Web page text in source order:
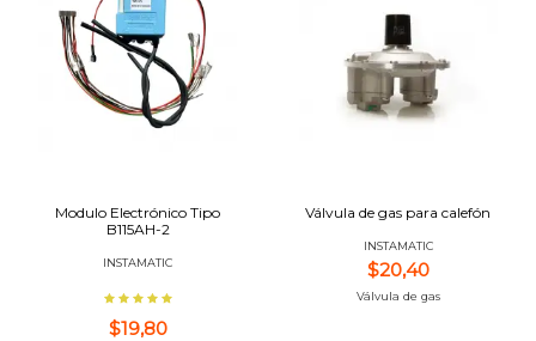
Modulo Electrónico Tipo
B115AH-2
INSTAMATIC
$19,80
Válvula de gas para calefón
INSTAMATIC
$20,40
Válvula de gas